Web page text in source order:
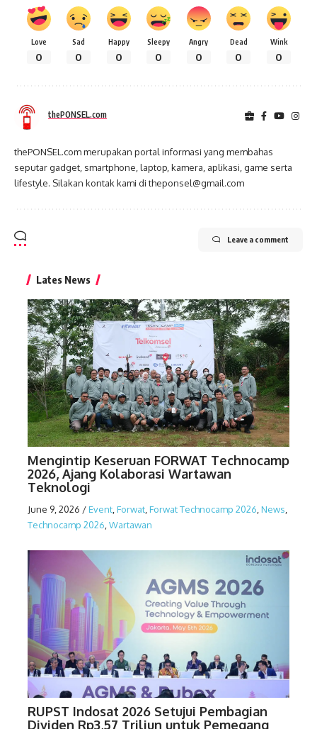
Love
0
Sad
0
Happy
0
Sleepy
0
Angry
0
Dead
0
Wink
0
thePONSEL.com
thePONSEL.com merupakan portal informasi yang membahas
seputar gadget, smartphone, laptop, kamera, aplikasi, game serta
lifestyle. Silakan kontak kami di theponsel@gmail.com
Leave a comment
Lates News
Mengintip Keseruan FORWAT Technocamp
2026, Ajang Kolaborasi Wartawan
Teknologi
June 9, 2026 /Event Forwat Forwat Technocamp 2026 News
Technocamp 2026 Wartawan
RUPST Indosat 2026 Setujui Pembagian
Dividen Rp3,57 Triliun untuk Pemegang